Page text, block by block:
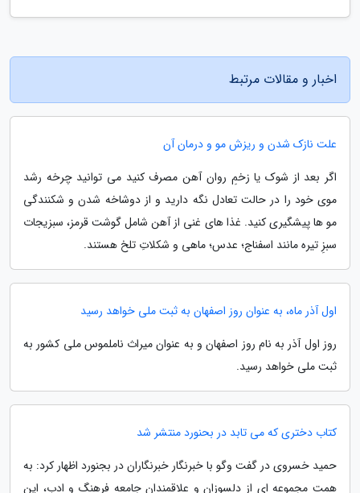
اخبار و مقالات مرتبط
علت نازک شدن و ریزش مو و درمان آن
اگر بعد از شوک یا زخمِ روان آهن مصرف کنید می توانید چرخه رشد
موی خود را در حالت تعادل نگه دارید و از دوشاخه شدن و شکنندگی
مو ها پیشگیری کنید. غذا های غنی از آهن شامل گوشت قرمز، سبزیجات
سبزِ تیره مانند اسفناج؛ عدس؛ ماهی و شکلاتِ تلخ هستند.
اول آذر ماه، به عنوان روز اصفهان به ثبت ملی خواهد رسید
روز اول آذر به نام روز اصفهان و به عنوان میراث ناملموس ملی کشور به
ثبت ملی خواهد رسید.
کتاب دختری که می تابد در بحنورد منتشر شد
حمید خسروی در گفت وگو با خبرنگار خبرنگاران در بجنورد اظهار کرد: به
همت مجموعه ای از دلسوزان و علاقمندان جامعه فرهنگ و ادب، این